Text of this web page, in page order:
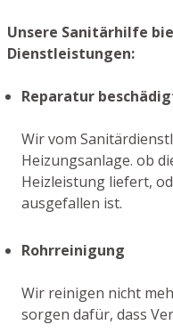
Unsere Sanitärhilfe
Dienstleistungen:
Reparatur
Wir vom
Heizungsanlage. ob
Heizleistung liefert,
ausgefallen ist.
Rohrreinigung
Wir reinigen nicht
sorgen dafür, dass